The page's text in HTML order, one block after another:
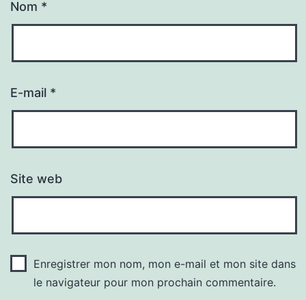
Nom *
E-mail *
Site web
Enregistrer mon nom, mon e-mail et mon site dans
le navigateur pour mon prochain commentaire.